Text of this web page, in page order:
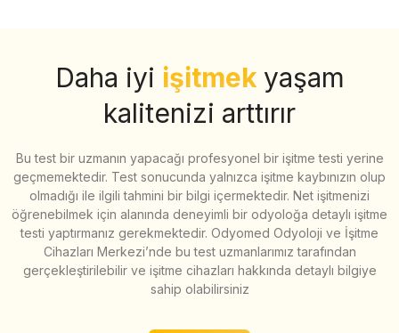
Daha iyi işitmek yaşam
kalitenizi arttırır
Bu test bir uzmanın yapacağı profesyonel bir işitme testi yerine
geçmemektedir. Test sonucunda yalnızca işitme kaybınızın olup
olmadığı ile ilgili tahmini bir bilgi içermektedir. Net işitmenizi
öğrenebilmek için alanında deneyimli bir odyoloğa detaylı işitme
testi yaptırmanız gerekmektedir. Odyomed Odyoloji ve İşitme
Cihazları Merkezi’nde bu test uzmanlarımız tarafından
gerçekleştirilebilir ve işitme cihazları hakkında detaylı bilgiye
sahip olabilirsiniz